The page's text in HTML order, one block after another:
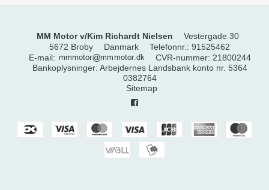
MM Motor v/Kim Richardt Nielsen
Vestergade 30
5672 Broby
Danmark Telefonnr. : 91525462
E-mail: CVR-nummer: 21800244
Bankoplysninger: Arbejdernes Landsbank konto nr. 5364
0382764
Sitemap